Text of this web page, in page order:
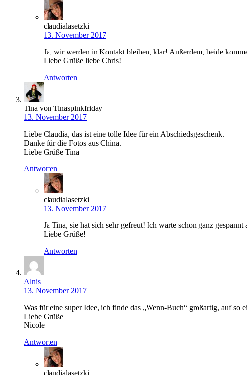
claudialasetzki
13. November 2017
Ja, wir werden in Kontakt bleiben, klar! Außerdem, beide
Liebe Grüße liebe Chris!
Antworten
Tina von Tinaspinkfriday
13. November 2017
Liebe Claudia, das ist eine tolle Idee für ein Abschiedsgeschenk.
Danke für die Fotos aus China.
Liebe Grüße Tina
Antworten
claudialasetzki
13. November 2017
Ja Tina, sie hat sich sehr gefreut! Ich warte schon ganz
Liebe Grüße!
Antworten
Alnis
13. November 2017
Was für eine super Idee, ich finde das „Wenn-Buch“ großartig, auf so
Liebe Grüße
Nicole
Antworten
claudialasetzki